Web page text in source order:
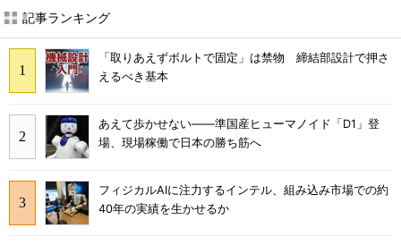
記事ランキング
「取りあえずボルトで固定」は禁物 締結部設計で押さ
えるべき基本
あえて歩かせない――準国産ヒューマノイド「D1」登
場、現場稼働で日本の勝ち筋へ
フィジカルAIに注力するインテル、組み込み市場での約
40年の実績を生かせるか